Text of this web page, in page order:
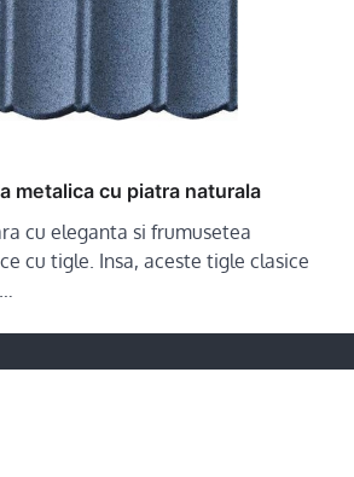
metalica cu piatra naturala
cu eleganta si frumusetea
cu tigle. Insa, aceste tigle clasice